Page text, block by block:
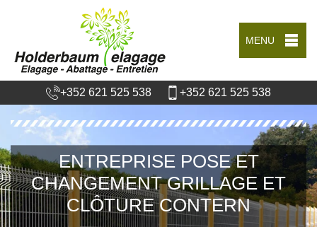
MENU
+352 621 525 538 +352 621 525 538
ENTREPRISE POSE ET
CHANGEMENT GRILLAGE ET
CLÔTURE CONTERN